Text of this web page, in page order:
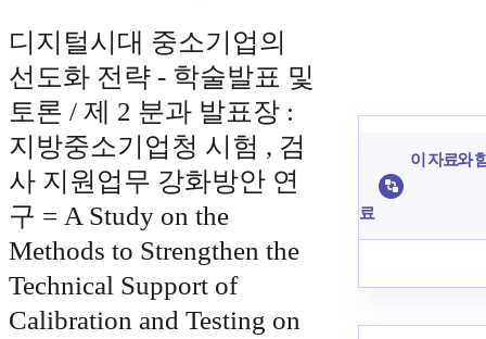
디지털시대 중소기업의
선도화 전략 - 학술발표 및
토론 / 제 2 분과 발표장 :
지방중소기업청 시험 , 검
사 지원업무 강화방안 연
구 = A Study on the
Methods to Strengthen the
Technical Support of
Calibration and Testing on
이 자료와
료